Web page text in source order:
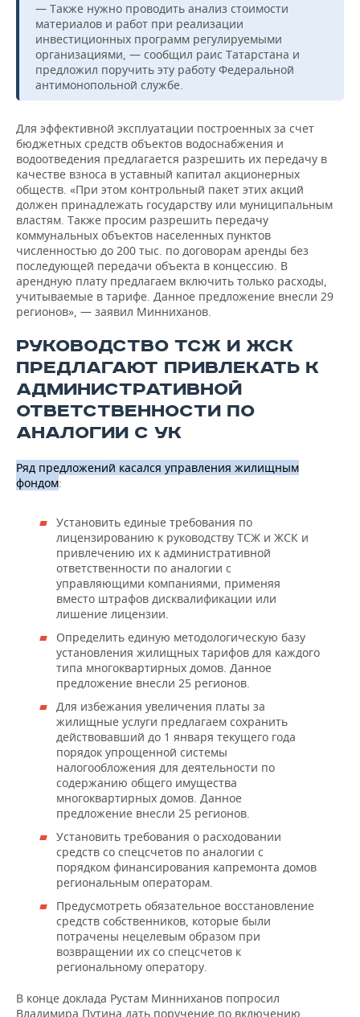
— Также нужно проводить анализ стоимости
материалов и работ при реализации
инвестиционных программ регулируемыми
организациями, — сообщил раис Татарстана и
предложил поручить эту работу Федеральной
антимонопольной службе.
Для эффективной эксплуатации построенных за счет
бюджетных средств объектов водоснабжения и
водоотведения предлагается разрешить их передачу в
качестве взноса в уставный капитал акционерных
обществ. «При этом контрольный пакет этих акций
должен принадлежать государству или муниципальным
властям. Также просим разрешить передачу
коммунальных объектов населенных пунктов
численностью до 200 тыс. по договорам аренды без
последующей передачи объекта в концессию. В
арендную плату предлагаем включить только расходы,
учитываемые в тарифе. Данное предложение внесли 29
регионов», — заявил Минниханов.
РУКОВОДСТВО ТСЖ И ЖСК
ПРЕДЛАГАЮТ ПРИВЛЕКАТЬ К
АДМИНИСТРАТИВНОЙ
ОТВЕТСТВЕННОСТИ ПО
АНАЛОГИИ С УК
Ряд предложений касался управления жилищным
фондом:
Установить единые требования по
лицензированию к руководству ТСЖ и ЖСК и
привлечению их к административной
ответственности по аналогии с
управляющими компаниями, применяя
вместо штрафов дисквалификации или
лишение лицензии.
Определить единую методологическую базу
установления жилищных тарифов для каждого
типа многоквартирных домов. Данное
предложение внесли 25 регионов.
Для избежания увеличения платы за
жилищные услуги предлагаем сохранить
действовавший до 1 января текущего года
порядок упрощенной системы
налогообложения для деятельности по
содержанию общего имущества
многоквартирных домов. Данное
предложение внесли 25 регионов.
Установить требования о расходовании
средств со спецсчетов по аналогии с
порядком финансирования капремонта домов
региональным операторам.
Предусмотреть обязательное восстановление
средств собственников, которые были
потрачены нецелевым образом при
возвращении их со спецсчетов к
региональному оператору.
В конце доклада Рустам Минниханов попросил
Владимира Путина дать поручение по включению